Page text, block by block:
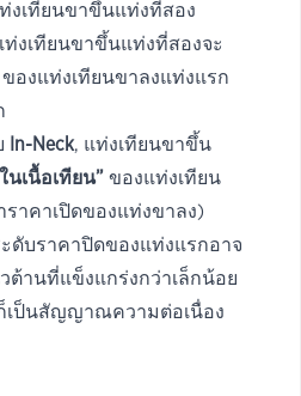
งเทียนขาขึ้นแท่งที่สอง
ท่งเทียนขาขึ้นแท่งที่สองจะ
ของแท่งเทียนขาลงแท่งแรก
In-Neck, แท่งเทียนขาขึ้น
นเนื้อเทียน” ของแท่งเทียน
าคาเปิดของแท่งขาลง)
ดับราคาปิดของแท่งแรกอาจ
ต้านที่แข็งแกร่งกว่าเล็กน้อย
เป็นสัญญาณความต่อเนื่อง